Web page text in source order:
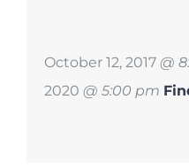
October 12, 2017 @
2020 @ 5:00 pm